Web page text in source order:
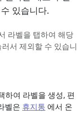
있습니다.
라벨을 탭하여 해당
서 제외할 수 있습니
하여 라벨을 생성, 편
벨은 휴지통 에서 온